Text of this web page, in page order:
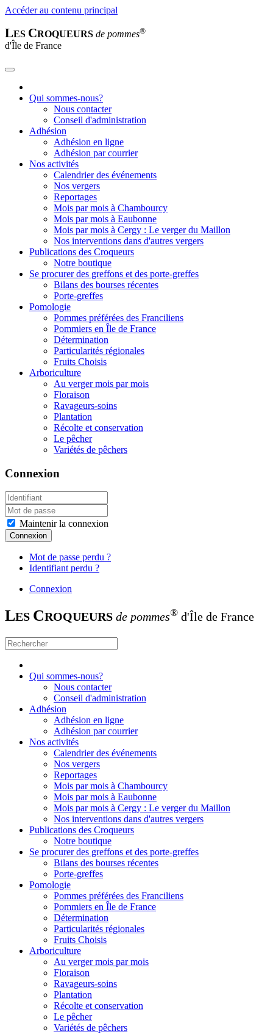
Accéder au contenu principal
LES CROQUEURS de pommes®
d'Île de France
Qui sommes-nous?
Nous contacter
Conseil d'administration
Adhésion
Adhésion en ligne
Adhésion par courrier
Nos activités
Calendrier des événements
Nos vergers
Reportages
Mois par mois à Chambourcy
Mois par mois à Eaubonne
Mois par mois à Cergy : Le verger du Maillon
Nos interventions dans d'autres vergers
Publications des Croqueurs
Notre boutique
Se procurer des greffons et des porte-greffes
Bilans des bourses récentes
Porte-greffes
Pomologie
Pommes préférées des Franciliens
Pommiers en Île de France
Détermination
Particularités régionales
Fruits Choisis
Arboriculture
Au verger mois par mois
Floraison
Ravageurs-soins
Plantation
Récolte et conservation
Le pêcher
Variétés de pêchers
Connexion
Maintenir la connexion
Connexion
Mot de passe perdu ?
Identifiant perdu ?
Connexion
LES CROQUEURS de pommes® d'Île de France
Qui sommes-nous?
Nous contacter
Conseil d'administration
Adhésion
Adhésion en ligne
Adhésion par courrier
Nos activités
Calendrier des événements
Nos vergers
Reportages
Mois par mois à Chambourcy
Mois par mois à Eaubonne
Mois par mois à Cergy : Le verger du Maillon
Nos interventions dans d'autres vergers
Publications des Croqueurs
Notre boutique
Se procurer des greffons et des porte-greffes
Bilans des bourses récentes
Porte-greffes
Pomologie
Pommes préférées des Franciliens
Pommiers en Île de France
Détermination
Particularités régionales
Fruits Choisis
Arboriculture
Au verger mois par mois
Floraison
Ravageurs-soins
Plantation
Récolte et conservation
Le pêcher
Variétés de pêchers